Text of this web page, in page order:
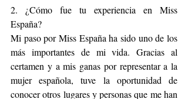
2. ¿Cómo fue tu experiencia en Miss
España?
Mi paso por Miss España ha sido uno de los
más importantes de mi vida. Gracias al
certamen y a mis ganas por representar a la
mujer española, tuve la oportunidad de
conocer otros lugares y personas que me han